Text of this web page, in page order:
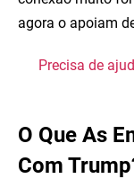
agora o apoiam
Precisa de
O Que As
Com